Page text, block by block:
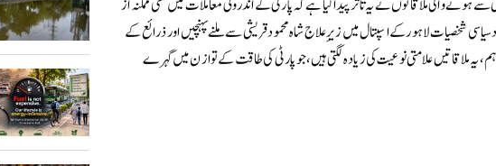
ہونے والی ملاقاتوں نے یہ تاثر پیدا کیا ہے کہ پارٹی کے اندرونی معاملات میں کسی ممکنہ از
شخصیات لاہور کے اسپتال میں زیرِ علاج شاہ محمود قریشی سے ملنے پہنچیں اور ذرائع کے
یہ ملاقاتیں علامتی نوعیت کی زیادہ لگتی ہیں، جو پارٹی کی طاقت کے توازن میں گہرے